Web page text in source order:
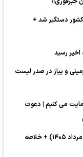
دستگیر شد +
و پیاز در صدر لیست
حمایت می کنیم | دعوت
فیلم‌های سینمایی آخر هفته تلویزیون (۱۵ و ۱۶ مرداد ۱۴۰۵) + خلاصه